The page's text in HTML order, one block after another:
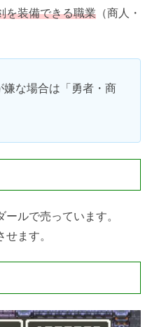
を装備できる職業 （商人・
な場合は「勇者・商
ルで売っています。
ます。